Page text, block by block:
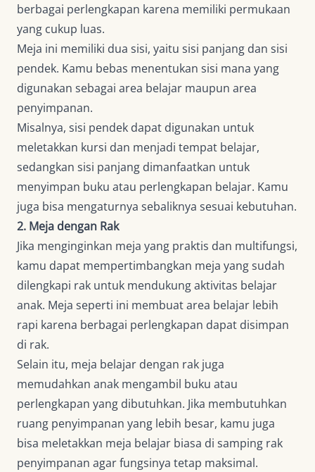
berbagai perlengkapan karena memiliki permukaan
yang cukup luas.
Meja ini memiliki dua sisi, yaitu sisi panjang dan sisi
pendek. Kamu bebas menentukan sisi mana yang
digunakan sebagai area belajar maupun area
penyimpanan.
Misalnya, sisi pendek dapat digunakan untuk
meletakkan kursi dan menjadi tempat belajar,
sedangkan sisi panjang dimanfaatkan untuk
menyimpan buku atau perlengkapan belajar. Kamu
juga bisa mengaturnya sebaliknya sesuai kebutuhan.
2. Meja dengan Rak
Jika menginginkan meja yang praktis dan multifungsi,
kamu dapat mempertimbangkan meja yang sudah
dilengkapi rak untuk mendukung aktivitas belajar
anak. Meja seperti ini membuat area belajar lebih
rapi karena berbagai perlengkapan dapat disimpan
di rak.
Selain itu, meja belajar dengan rak juga
memudahkan anak mengambil buku atau
perlengkapan yang dibutuhkan. Jika membutuhkan
ruang penyimpanan yang lebih besar, kamu juga
bisa meletakkan meja belajar biasa di samping rak
penyimpanan agar fungsinya tetap maksimal.